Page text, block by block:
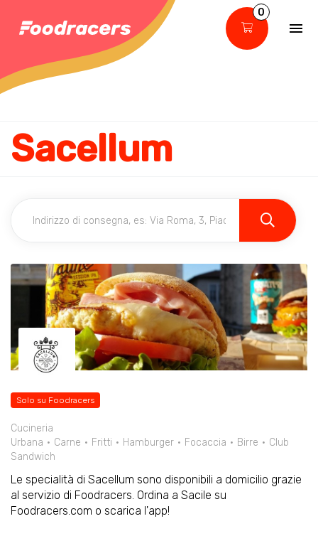
0
Sacellum
Solo su Foodracers
Cucineria
Urbana
Carne Fritti Hamburger Focaccia Birre
Club
Sandwich
Le specialità di Sacellum sono disponibili a domicilio grazie
al servizio di Foodracers. Ordina a Sacile su
Foodracers.com o scarica l'app!